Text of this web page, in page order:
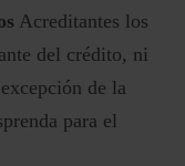
Acreditantes los
del crédito, ni
de la
para el